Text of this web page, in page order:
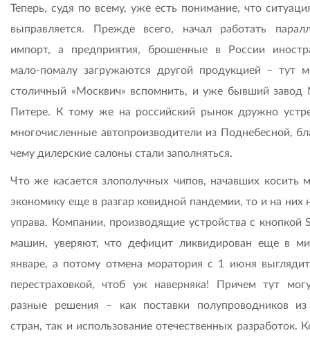
Теперь, судя по всему, уже есть понимание, что
выправляется. Преж­де всего, начал работать
импорт, а предприятия, брошенные в России
мало-помалу загружаются другой продукцией – тут
столичный «Москвич» вспомнить, и уже бывший завод
Питере. К тому же на российский рынок дружно
многочисленные автопроизводители из Поднебесной,
чему дилерские салоны стали заполняться.
Что же касается злополучных чипов, начавших косить
экономику еще в разгар ковидной пандемии, то и на них
управа. Компании, производящие устройства с кнопкой
машин, уверяют, что дефицит ликвидирован еще в
январе, а потому отмена моратория с 1 июня
перестраховкой, чтоб уж наверняка! Причем тут
разные решения – как поставки полупроводников из
стран, так и использование отечественных разработок.